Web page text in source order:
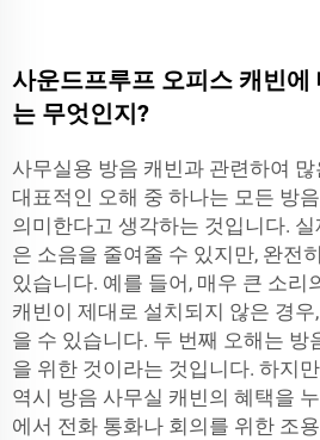
사운드프루프 오피스 캐빈에
는 무엇인지?
사무실용 방음 캐빈과 관련하여
대표적인 오해 중 하나는 모든 방
의미한다고 생각하는 것입니다.
은 소음을 줄여줄 수 있지만, 완전
있습니다. 예를 들어, 매우 큰 소리
캐빈이 제대로 설치되지 않은 경
을 수 있습니다. 두 번째 오해는 방
을 위한 것이라는 것입니다. 하지
역시 방음 사무실 캐빈의 혜택을
에서 전화 통화나 회의를 위한 조